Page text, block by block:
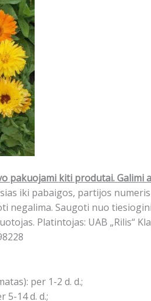
pakuojami kiti produtai.Galimi
iki pabaigos, partijos
negalima. Saugoti nuo
Platintojas: UAB „Rilis“
per 1-2 d. d.;
5-14 d. d.;